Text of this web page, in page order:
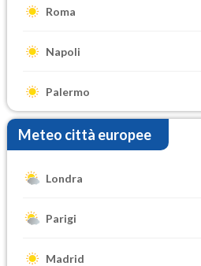
Roma
Napoli
Palermo
Meteo città europee
Londra
Parigi
Madrid